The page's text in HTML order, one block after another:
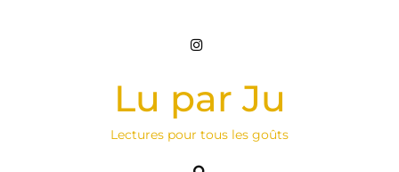
Lu par Ju
Lectures pour tous les goûts